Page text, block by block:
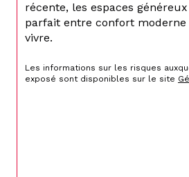
récente, les espaces
parfait entre confort
vivre.
Les informations sur les risques
exposé sont disponibles sur le site